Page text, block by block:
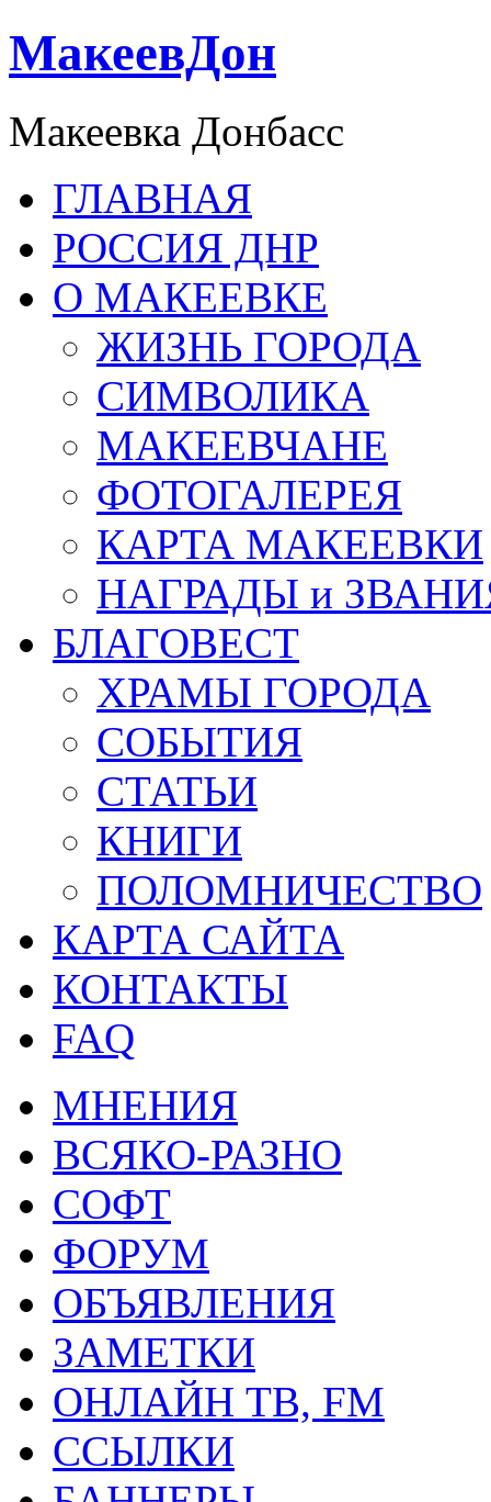
МакеевДон
Макеевка Донбасс
ГЛАВНАЯ
РОССИЯ ДНР
О МАКЕЕВКЕ
ЖИЗНЬ ГОРОДА
СИМВОЛИКА
МАКЕЕВЧАНЕ
ФОТОГАЛЕРЕЯ
КАРТА МАКЕЕВКИ
НАГРАДЫ и
БЛАГОВЕСТ
ХРАМЫ ГОРОДА
СОБЫТИЯ
СТАТЬИ
КНИГИ
ПОЛОМНИЧЕСТВО
КАРТА САЙТА
КОНТАКТЫ
FAQ
МНЕНИЯ
ВСЯКО-РАЗНО
СОФТ
ФОРУМ
ОБЪЯВЛЕНИЯ
ЗАМЕТКИ
ОНЛАЙН ТВ, FM
ССЫЛКИ